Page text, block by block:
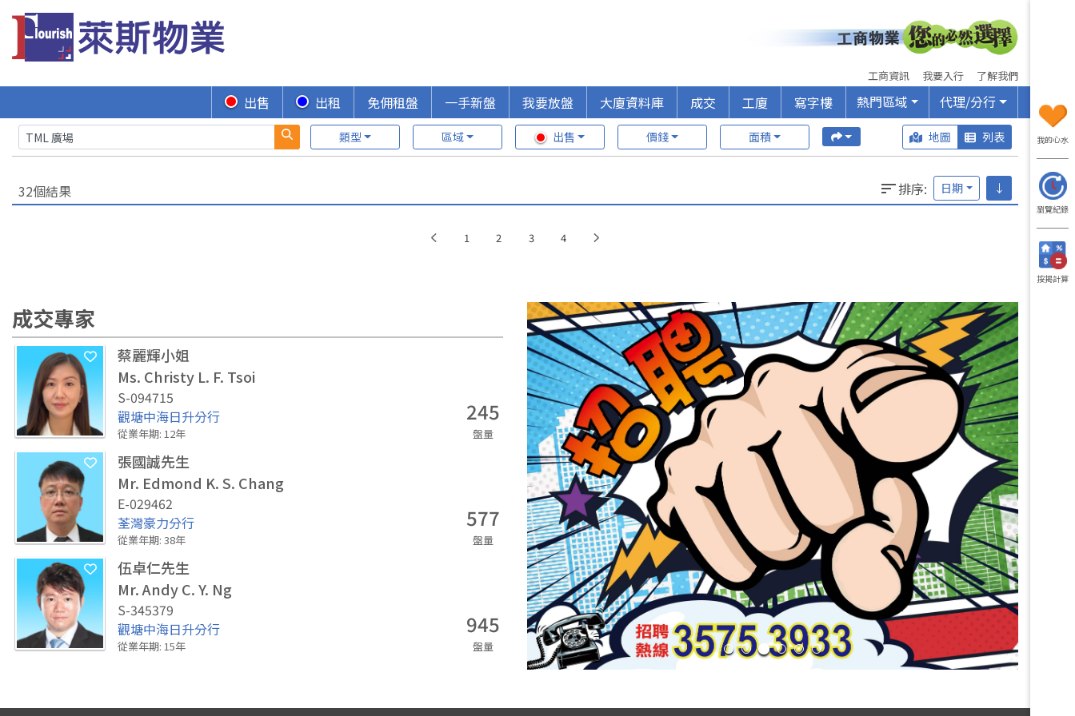
工商資訊 我要入行 了解我們
出售 出租 免佣租盤 一手新盤 我要放盤 大廈資料庫 成交 工廈 寫字樓 熱門區域 代理/分行
類型 區域 出售 價錢 面積 地圖 列表
32個結果 排序: 日期 ↓
1 2 3 4
成交專家
蔡麗輝小姐
Ms. Christy L. F. Tsoi
S-094715
觀塘中海日升分行
從業年期: 12年
245
盤量
張國誠先生
Mr. Edmond K. S. Chang
E-029462
荃灣豪力分行
從業年期: 38年
577
盤量
伍卓仁先生
Mr. Andy C. Y. Ng
S-345379
觀塘中海日升分行
從業年期: 15年
945
盤量
我的心水
瀏覽紀錄
按揭計算